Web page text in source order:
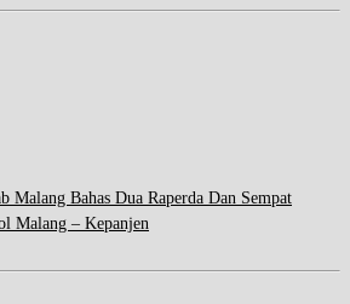
Malang Bahas Dua Raperda Dan Sempat
Malang – Kepanjen